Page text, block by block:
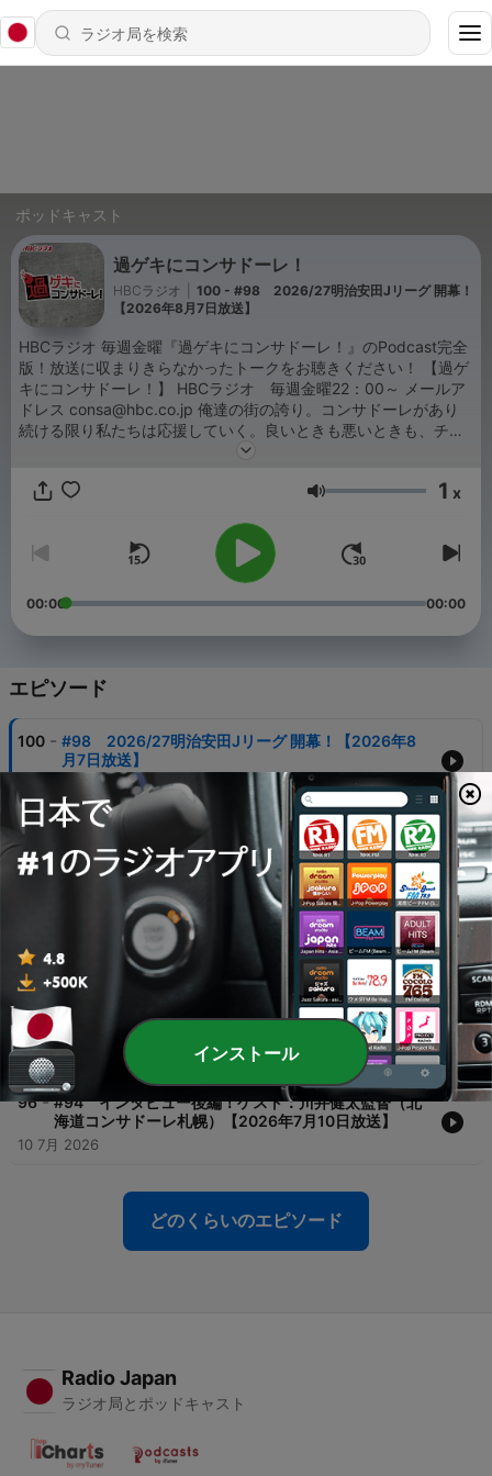
ポッドキャスト
過ゲキにコンサドーレ！
HBCラジオ
100 - #98 2026/27明治安田Jリーグ 開幕！
【2026年8月7日放送】
HBCラジオ 毎週金曜『過ゲキにコンサドーレ！』のPodcast完全
版！放送に収まりきらなかったトークをお聴きください！ 【過ゲ
キにコンサドーレ！】 HBCラジオ 毎週金曜22：00～ メールア
ドレス consa@hbc.co.jp 俺達の街の誇り。コンサドーレがあり
続ける限り私たちは応援していく。良いときも悪いときも、チー
ムを称え、檄を飛ばすこともあるだろう。私たちは新しい景色を
た。HBCラジオはコンサドーレ応援番組を始動します。
音量 1 x
00:00 00:00
エピソード
100 - #98 2026/27明治安田Jリーグ 開幕！【2026年8
月7日放送】
99 - #97 ゲスト：札幌大学 サッカー部 澤田恒監督
【2026年7月31日放送】
31 7月 2026
#96 真田蓮司選手 加入内定！【2026年7月24日放
24 7月 2026
97
#95 パートナー企業さんいらっしゃい！／雪印メグ
ミルクスキー部 一戸くる実選手、櫻井羽奈選手登場！
【2026年7月17日放送】
17 7月 2026
96 - #94 インタビュー後編！ゲスト：川井健太監督（北
海道コンサドーレ札幌）【2026年7月10日放送】
10 7月 2026
どのくらいのエピソード
Radio Japan
ラジオ局とポッドキャスト
インストール